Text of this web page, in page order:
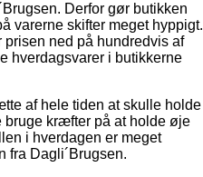
Derfor gør butikken
varerne skifter meget hyppigt.
prisen ned på hundredvis af
hverdagsvarer i butikkerne
af hele tiden at skulle holde
bruge kræfter på at holde øje
i hverdagen er meget
fra Dagli´Brugsen.